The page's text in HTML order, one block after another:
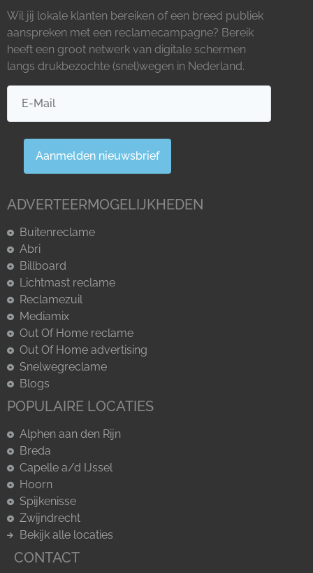
Wil jij lokale klanten bereiken of een breed publiek
aanspreken met een reclamecampagne? Bereik
heeft een groot netwerk van digitale schermen
langs drukbezochte (snel)wegen in Nederland.
Aanmelden nieuwsbrief
ADVERTEERMOGELIJKHEDEN
Buitenreclame
Abri
Billboard
Lichtmast reclame
Reclamezuil
Mediamix
Out Of Home reclame
Out Of Home advertising
Snelwegreclame
Blogs
POPULAIRE LOCATIES
Alphen aan den Rijn
Breda
Capelle a/d IJssel
Hoorn
Spijkenisse
Zwijndrecht
Bekijk alle locaties
CONTACT